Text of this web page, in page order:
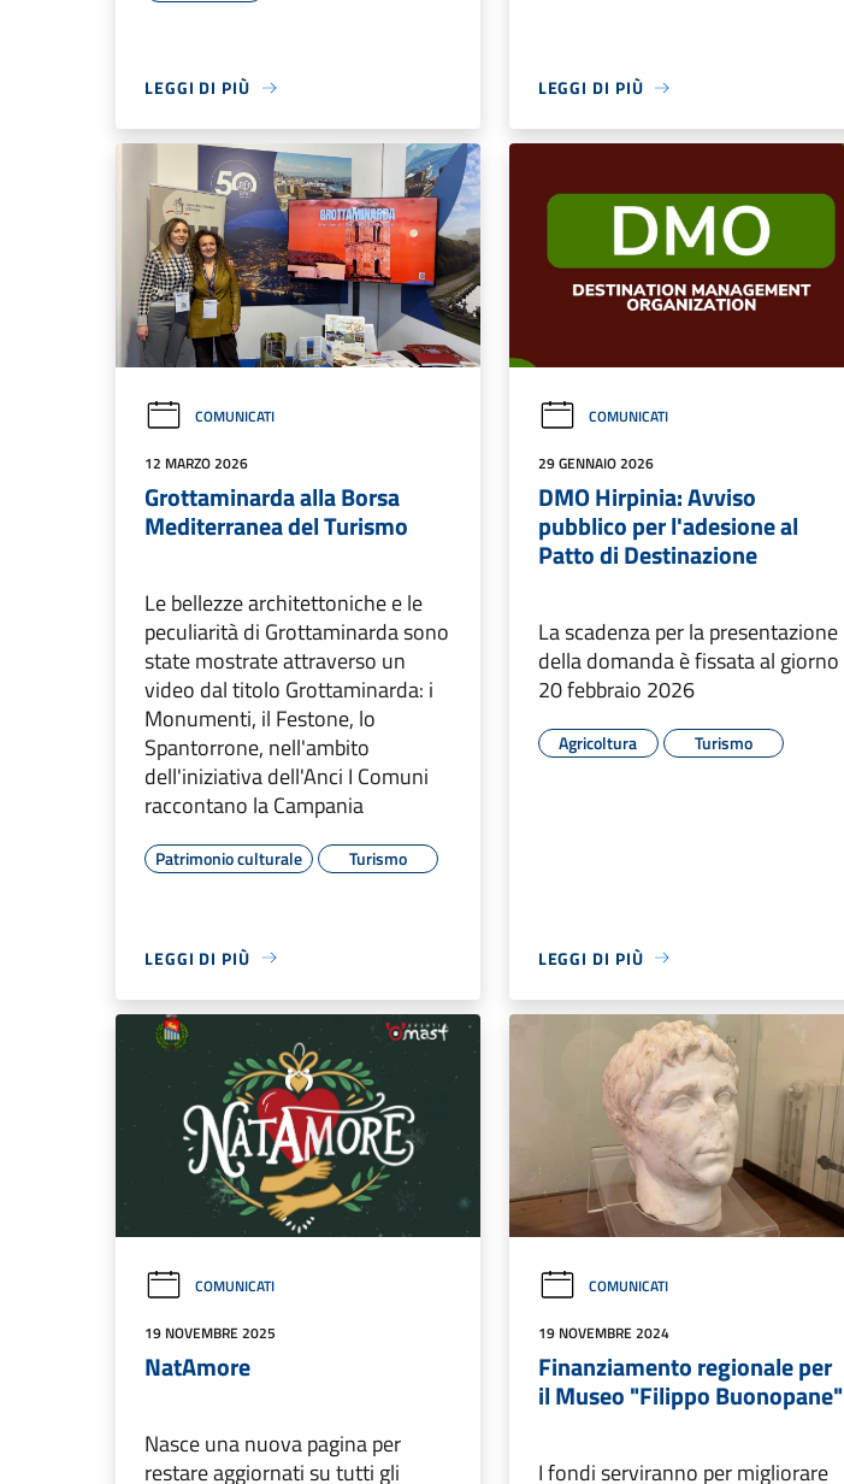
LEGGI DI PIÙ LEGGI DI PIÙ
COMUNICATI
12 MARZO 2026
Grottaminarda alla Borsa
Mediterranea del Turismo
Le bellezze architettoniche e le
peculiarità di Grottaminarda sono
state mostrate attraverso un
video dal titolo Grottaminarda: i
Monumenti, il Festone, lo
Spantorrone, nell'ambito
dell'iniziativa dell'Anci I Comuni
raccontano la Campania
Patrimonio culturale Turismo
LEGGI DI PIÙ
COMUNICATI
29 GENNAIO 2026
DMO Hirpinia: Avviso
pubblico per l'adesione al
Patto di Destinazione
La scadenza per la presentazione
della domanda è fissata al giorno
20 febbraio 2026
Agricoltura Turismo
LEGGI DI PIÙ
COMUNICATI
19 NOVEMBRE 2025
NatAmore
Nasce una nuova pagina per
restare aggiornati su tutti gli
COMUNICATI
19 NOVEMBRE 2024
Finanziamento regionale per
il Museo "Filippo Buonopane"
I fondi serviranno per migliorare